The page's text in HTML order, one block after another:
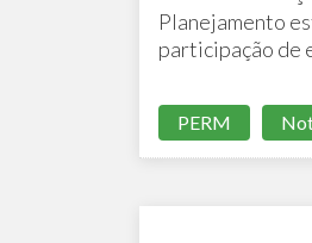
Planejamento
participação de
PERM